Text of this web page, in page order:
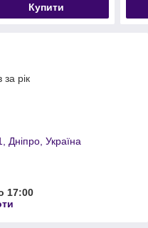
Купити
за рік
Дніпро, Україна
17:00